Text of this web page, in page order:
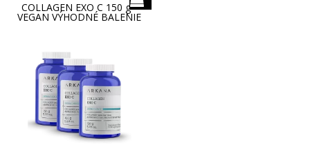
COLLAGEN EXO C 150 g -
VEGAN VÝHODNÉ BALENIE